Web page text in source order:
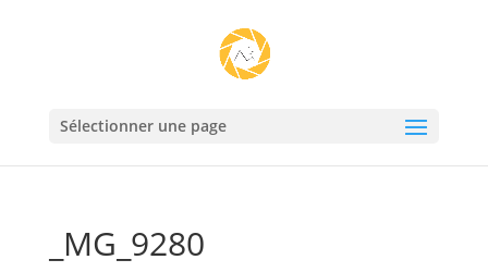
Sélectionner une page
_MG_9280